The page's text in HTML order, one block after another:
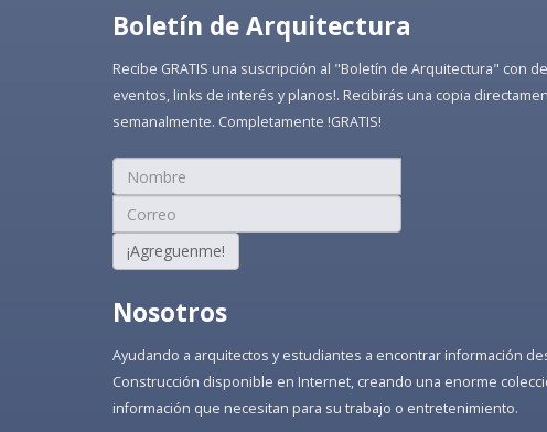
Boletín de Arquitectura
Recibe GRATIS una suscripción al "Boletín de Arquitectura" con
eventos, links de interés y planos!. Recibirás una copia
semanalmente. Completamente !GRATIS!
¡Agreguenme!
Nosotros
Ayudando a arquitectos y estudiantes a encontrar información
Construcción disponible en Internet, creando una enorme
información que necesitan para su trabajo o entretenimiento.